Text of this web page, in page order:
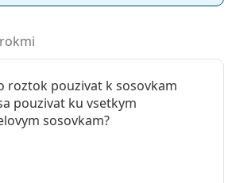
roztok pouzivat k sosovkam
pouzivat ku vsetkym
sosovkam?